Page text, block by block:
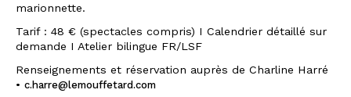
marionnette.
Tarif : 48 € (spectacles compris) I Calendrier détaillé sur
demande I Atelier bilingue FR/LSF
Renseignements et réservation auprès de Charline Harré
• c.harre@lemouffetard.com